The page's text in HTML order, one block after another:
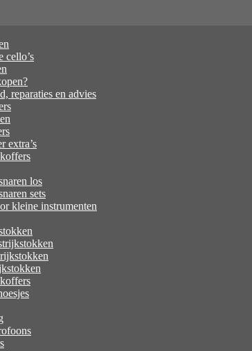
cello’s
reparaties en advies
extra’s
los
sets
kleine instrumenten